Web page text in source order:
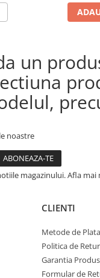
un
noastre
magazinului. Afla mai
CLIENTI
Metode de Plata
Politica de Retur
Garantia
Formular de